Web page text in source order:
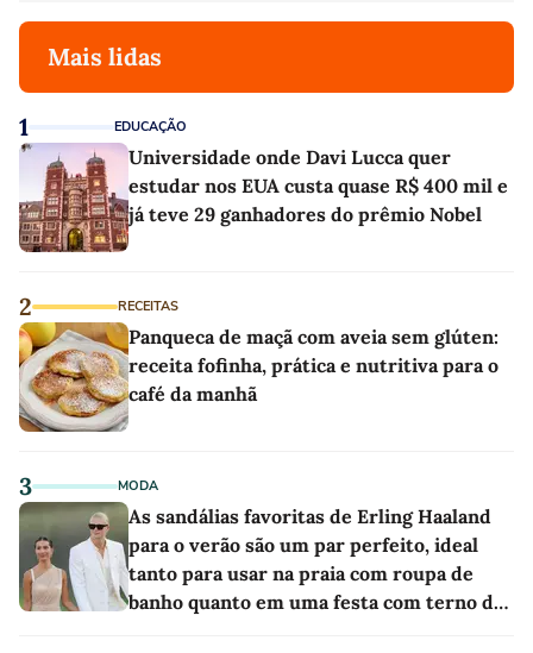
Mais lidas
1 EDUCAÇÃO
Universidade onde Davi Lucca quer
estudar nos EUA custa quase R$ 400 mil e
já teve 29 ganhadores do prêmio Nobel
2 RECEITAS
Panqueca de maçã com aveia sem glúten:
receita fofinha, prática e nutritiva para o
café da manhã
3 MODA
As sandálias favoritas de Erling Haaland
para o verão são um par perfeito, ideal
tanto para usar na praia com roupa de
banho quanto em uma festa com terno de